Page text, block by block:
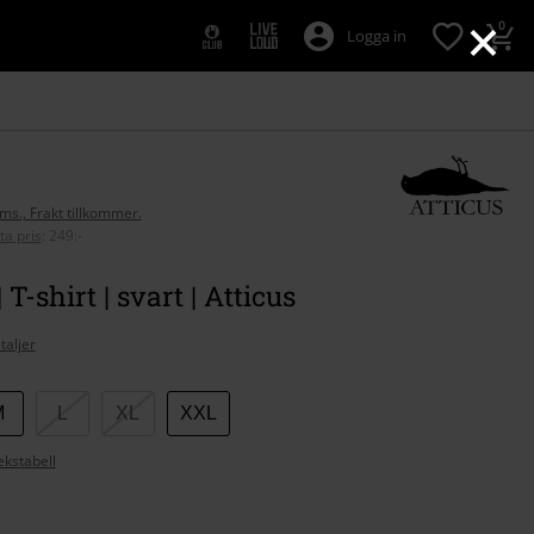
×
Logga in 0
Frakt tillkommer.
pris
249:-
T-shirt | svart | Atticus
XL XXL